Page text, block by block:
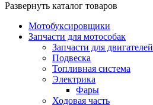
Развернуть каталог товаров
Мотобуксировщики
Запчасти для мотособак
Запчасти для двигателей
Подвеска
Топливная система
Электрика
Фары
Ходовая часть